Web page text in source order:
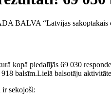
BALVA “Latvijas sakoptākais
kopā piedalījās 69 030
balsīm.Lielā balsotāju
ir sekojoši: